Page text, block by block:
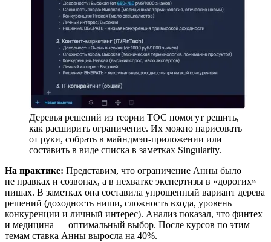
Деревья решений из теории ТОС помогут решить,
как расширить ограничение. Их можно нарисовать
от руки, собрать в майндмэп-приложении или
составить в виде списка в заметках Singularity.
На практике: Представим, что ограничение Анны было
не правках и созвонах, а в нехватке экспертизы в «дорогих»
нишах. В заметках она составила упрощенный вариант дерева
решений (доходность ниши, сложность входа, уровень
конкуренции и личный интерес). Анализ показал, что финтех
и медицина — оптимальный выбор. После курсов по этим
темам ставка Анны выросла на 40%.